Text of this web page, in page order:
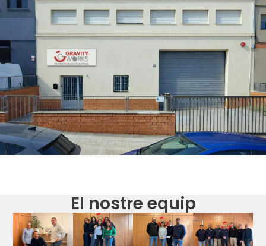
El nostre equip